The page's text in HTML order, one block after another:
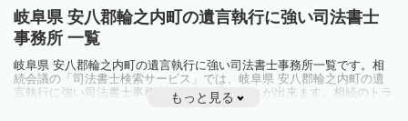
岐阜県 安八郡輪之内町の遺言執行に強い司法書士
事務所 一覧
岐阜県 安八郡輪之内町の遺言執行に強い司法書士事務所一覧です。相
続会議の「司法書士検索サービス」では、岐阜県 安八郡輪之内町の遺
言執行に強い司法書士事務所を一覧で見ることが出来ます。相続のトラ
ブルやお悩みを抱えている方は一度近隣の司法書士に相談してみましょ
もっと見る